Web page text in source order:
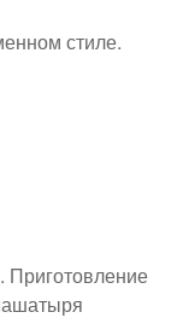
стиле.